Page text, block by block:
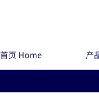
首页 Home 产